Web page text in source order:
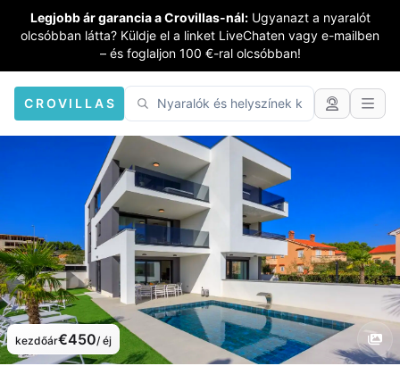
Legjobb ár garancia a Crovillas-nál: Ugyanazt a nyaralót
olcsóbban látta? Küldje el a linket LiveChaten vagy e-mailben
– és foglaljon 100 €-ral olcsóbban!
CROVILLAS
kezdőár€450/ éj